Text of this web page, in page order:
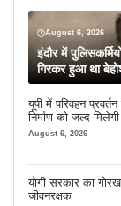
August 6, 2026
इंदौर में
गिरकर हुआ था
यूपी में परिवहन
निर्माण को जल्द
August 6, 2026
योगी सरकार का
जीवनरक्षक